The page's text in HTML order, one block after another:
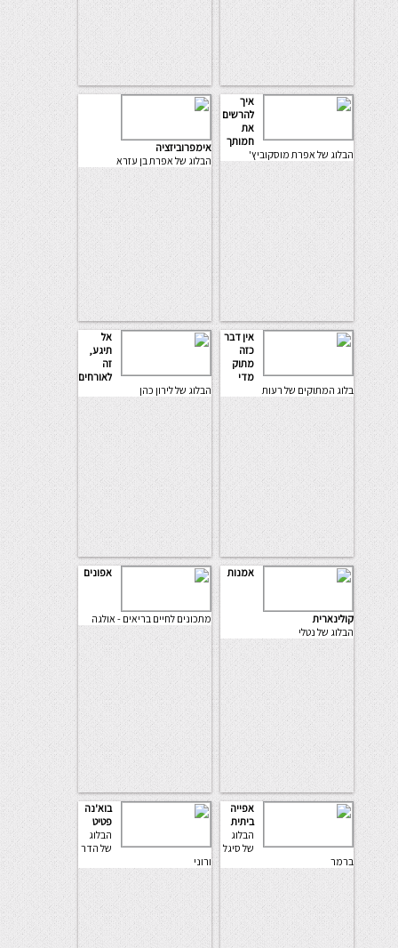
איך
להרשים
את
חמותך
הבלוג של אפרת מוסקוביץ'
אימפרוביזציה
הבלוג של אפרת בן עזרא
אין דבר
כזה
מתוק
מדי
בלוג המתוקים של רעות
אל
תיגע,
זה
לאורחים
הבלוג של לירון כהן
אמנות
קולינארית
הבלוג של נטלי
אפונים
מתכונים לחיים בריאים - אולגה
אפייה
ביתית
הבלוג
של סיגל
ברמר
בוא'נה
פטיט
הבלוג
של הדר
ורוני